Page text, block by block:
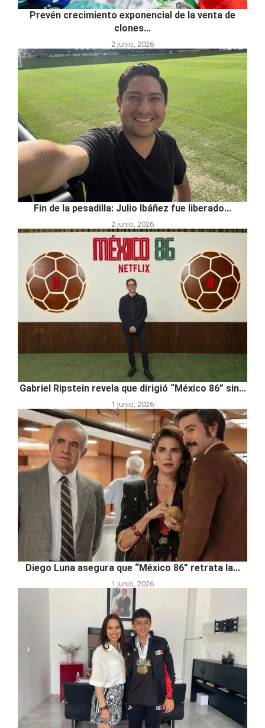
Prevén crecimiento exponencial de la venta de
clones...
2 junio, 2026
Fin de la pesadilla: Julio Ibáñez fue liberado...
2 junio, 2026
Gabriel Ripstein revela que dirigió “México 86” sin...
1 junio, 2026
Diego Luna asegura que “México 86” retrata la...
1 junio, 2026